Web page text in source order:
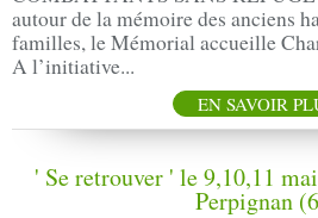
autour de la mémoire des anciens
familles, le Mémorial accueille
A l’initiative...
EN SAVOIR
' Se retrouver ' le 9,10,11
Perpignan